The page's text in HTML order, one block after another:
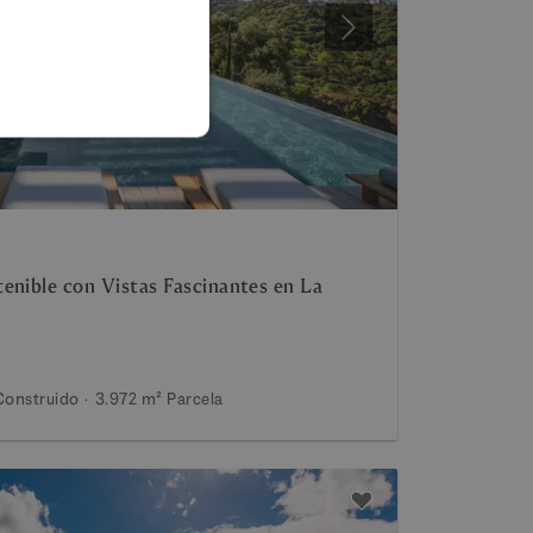
Siguiente
con Vistas Fascinantes en La
3.972 m² Parcela